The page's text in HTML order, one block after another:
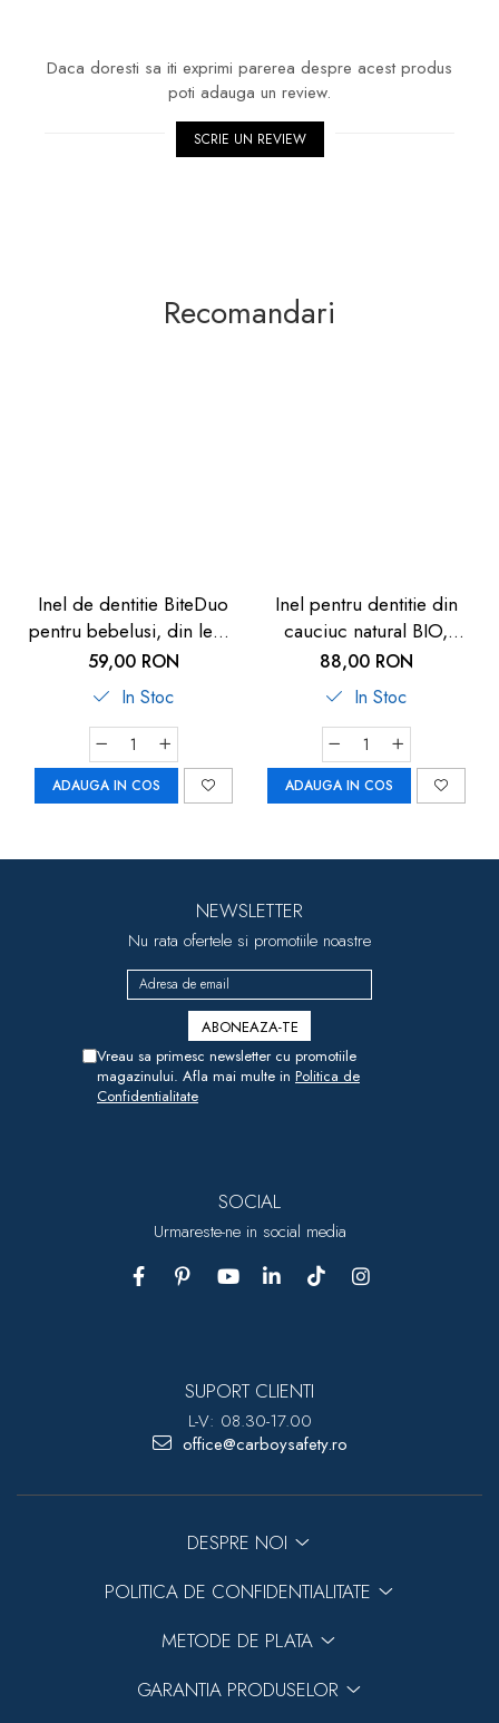
Daca doresti sa iti exprimi parerea despre acest produs
poti adauga un review.
SCRIE UN REVIEW
Recomandari
Inel de dentitie BiteDuo
pentru bebelusi, din lemn
si silicon, 3+ luni, Reer
79302
59,00 RON
In Stoc
ADAUGA IN COS
Inel pentru dentitie din
cauciuc natural BIO,
dinozaur, Grunspecht
639-V1
88,00 RON
In Stoc
ADAUGA IN COS
NEWSLETTER
Nu rata ofertele si promotiile noastre
Vreau sa primesc newsletter cu promotiile
magazinului. Afla mai multe in Politica de
Confidentialitate
SOCIAL
Urmareste-ne in social media
SUPORT CLIENTI
L-V: 08.30-17.00
office@carboysafety.ro
DESPRE NOI
POLITICA DE CONFIDENTIALITATE
METODE DE PLATA
GARANTIA PRODUSELOR